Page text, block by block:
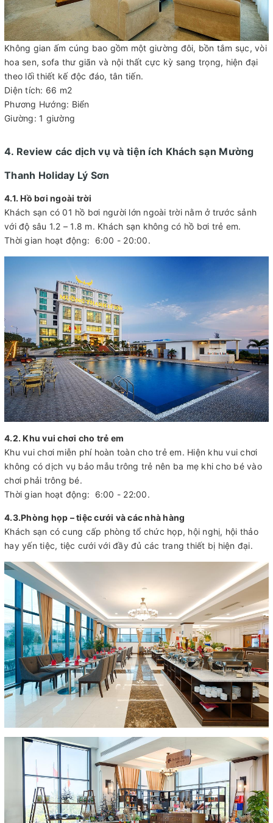
Không gian ấm cúng bao gồm một giường đôi, bồn tắm sục, vòi
hoa sen, sofa thư giãn và nội thất cực kỳ sang trọng, hiện đại
theo lối thiết kế độc đáo, tân tiến.
Diện tích: 66 m2
Phương Hướng: Biển
Giường: 1 giường
4. Review các dịch vụ và tiện ích Khách sạn Mường
Thanh Holiday Lý Sơn
4.1. Hồ bơi ngoài trời
Khách sạn có 01 hồ bơi người lớn ngoài trời nằm ở trước sảnh
với độ sâu 1.2 – 1.8 m. Khách sạn không có hồ bơi trẻ em.
Thời gian hoạt động: 6:00 - 20:00.
4.2. Khu vui chơi cho trẻ em
Khu vui chơi miễn phí hoàn toàn cho trẻ em. Hiện khu vui chơi
không có dịch vụ bảo mẫu trông trẻ nên ba mẹ khi cho bé vào
chơi phải trông bé.
Thời gian hoạt động: 6:00 - 22:00.
4.3.Phòng họp – tiệc cưới và các nhà hàng
Khách sạn có cung cấp phòng tổ chức họp, hội nghị, hội thảo
hay yến tiệc, tiệc cưới với đầy đủ các trang thiết bị hiện đại.